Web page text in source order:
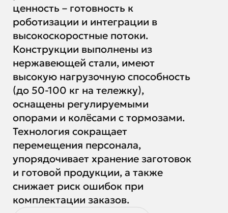
ценность – готовность к
роботизации и интеграции в
высокоскоростные потоки.
Конструкции выполнены из
нержавеющей стали, имеют
высокую нагрузочную способность
(до 50-100 кг на тележку),
оснащены регулируемыми
опорами и колёсами с тормозами.
Технология сокращает
перемещения персонала,
упорядочивает хранение заготовок
и готовой продукции, а также
снижает риск ошибок при
комплектации заказов.